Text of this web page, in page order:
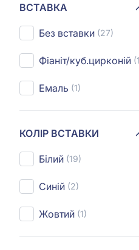
ВСТАВКА
Без вставки (27)
Фіаніт/куб.цирконій
Емаль (1)
КОЛІР ВСТАВКИ
Білий (19)
Синій (2)
Жовтий (1)